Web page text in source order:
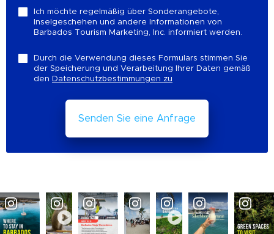
Ich möchte regelmäßig über Sonderangebote,
Inselgeschehen und andere Informationen von
Barbados Tourism Marketing, Inc. informiert werden.
Durch die Verwendung dieses Formulars stimmen Sie
der Speicherung und Verarbeitung Ihrer Daten gemäß
den Datenschutzbestimmungen zu